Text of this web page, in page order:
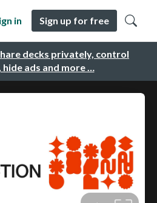
decks privately, control
ads and more …
in Sign up for free